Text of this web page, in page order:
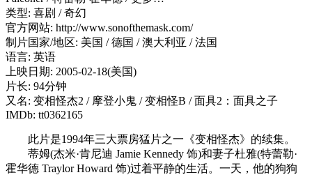
类型: 喜剧 / 奇幻
官方网站: http://www.sonofthemask.com/
制片国家/地区: 美国 / 德国 / 澳大利亚 / 法国
语言: 英语
上映日期: 2005-02-18(美国)
片长: 94分钟
又名: 变相怪杰2 / 摩登小鬼 / 变相怪B / 面具2：面具之子
IMDb: tt0362165
此片是1994年三大票房猛片之一《变相怪杰》的续集。
蒂姆(杰米·肯尼迪 Jamie Kennedy 饰)和妻子杜雅(特蕾勒·
霍华德 Traylor Howard 饰)过着平静的生活。一天，他的狗狗